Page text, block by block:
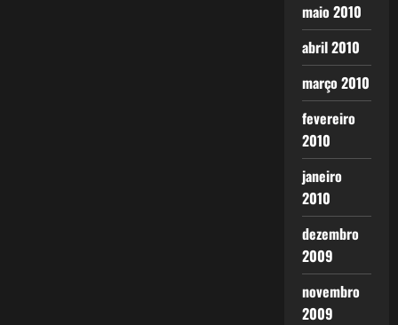
maio 2010
abril 2010
março 2010
fevereiro
2010
janeiro
2010
dezembro
2009
novembro
2009